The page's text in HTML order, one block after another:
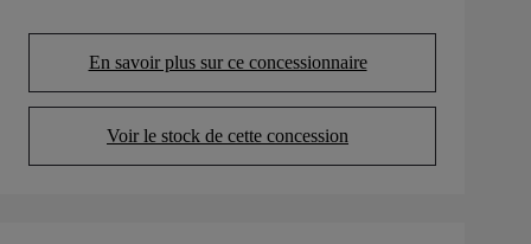
En savoir plus sur ce concessionnaire
(Opens in new tab)
Voir le stock de cette concession
(Opens in new tab)